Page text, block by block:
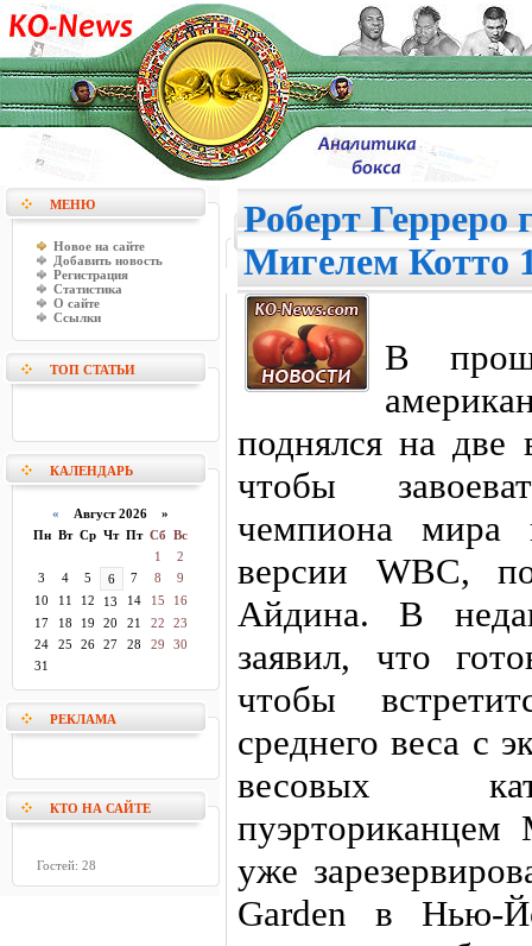
МЕНЮ
Новое на сайте
Добавить новость
Регистрация
Статистика
О сайте
Ссылки
ТОП СТАТЬИ
КАЛЕНДАРЬ
« Август 2026 »
Пн Вт Ср Чт Пт Сб Вс
1
2
3
4 5 6 7 8
9
10
11 12 13 14 15
16
17
18 19 20 21 22
23
24
25 26 27 28 29
30
31
РЕКЛАМА
КТО НА САЙТЕ
Гостей: 28
Роберт Герреро
Мигелем Котто
В
поднялся на две
чтобы
чемпиона мира
версии WBC,
Айдина. В
заявил, что
чтобы
среднего веса с
весовых
уже
Garden в Нью-